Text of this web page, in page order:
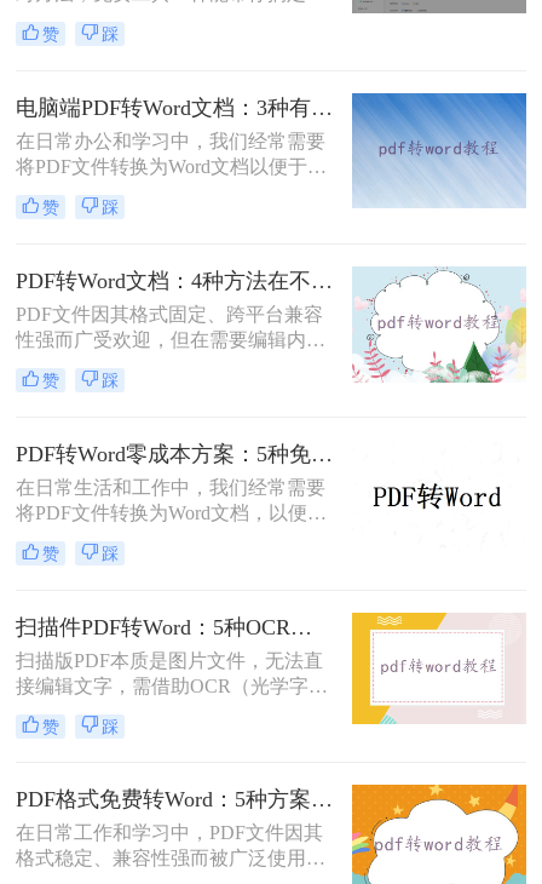
杂排版。“免费的工具转换效果肯定
很差吧？”这是我作为办公软件测评
处理pdf转word时，往往陷入“收费软
件太贵，免费工具怕坑”的两难境
地。那么电脑上怎么把pdf转成word免
费呢？
赞 踩
电脑端PDF转Word文档：3种有效方法的具体操作步骤！
在日常办公和学习中，我们经常需要
将PDF文件转换为Word文档以便于编
辑和修改。那么电脑上pdf怎么转换成
word文档呢？本文将介绍三种将PDF
完成PDF到Word的转换。
赞 踩
PDF转Word文档：4种方法在不同文件类型下的转换效果！
PDF文件因其格式固定、跨平台兼容
性强而广受欢迎，但在需要编辑内容
时，将其转换为可编辑的Word文档成
为刚需。那么pdf怎么转换成word文档
法，助您高效完成格式转换。
赞 踩
PDF转Word零成本方案：5种免费路径的适用边界和效果评估！
在日常生活和工作中，我们经常需要
将PDF文件转换为Word文档，以便进
行编辑、修改或进一步处理。然而，
市面上许多PDF转Word工具都需要付
钱呢？本文将介绍几种不花钱的常用
方法，帮助您轻松实现PDF到Word的
转换。
赞 踩
扫描件PDF转Word：5种OCR方案的识别精度和速度对比！
扫描版PDF本质是图片文件，无法直
接编辑文字，需借助OCR（光学字符
识别）技术提取文字并转换为可编辑
的Word格式。那么扫描pdf怎么转换
5种主流方案，助您高效完成转换。
赞 踩
PDF格式免费转Word：5种方案的速度、精度、文件限制对比！
在日常工作和学习中，PDF文件因其
格式稳定、兼容性强而被广泛使用。